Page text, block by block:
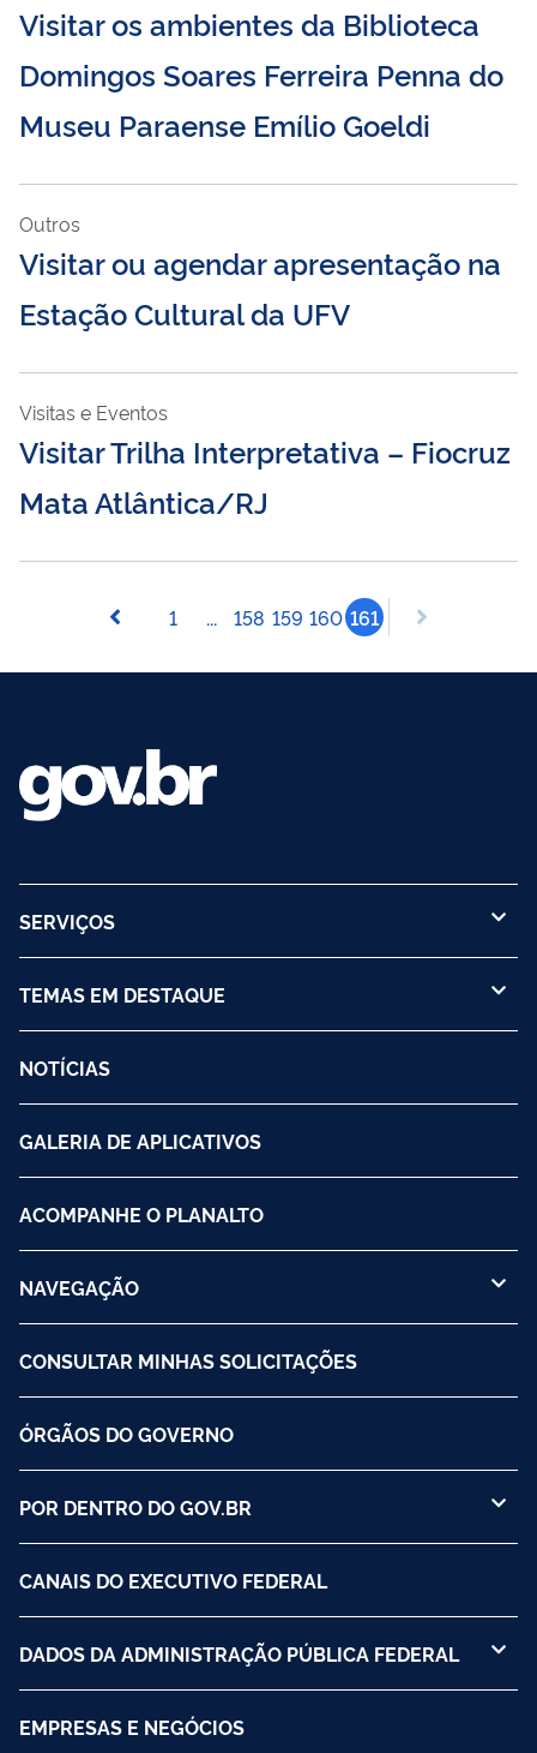
Visitar os ambientes da Biblioteca
Domingos Soares Ferreira Penna do
Museu Paraense Emílio Goeldi
Outros
Visitar ou agendar apresentação na
Estação Cultural da UFV
Visitas e Eventos
Visitar Trilha Interpretativa – Fiocruz
Mata Atlântica/RJ
1 ... 158 159 160 161
SERVIÇOS
TEMAS EM DESTAQUE
NOTÍCIAS
GALERIA DE APLICATIVOS
ACOMPANHE O PLANALTO
NAVEGAÇÃO
CONSULTAR MINHAS SOLICITAÇÕES
ÓRGÃOS DO GOVERNO
POR DENTRO DO GOV.BR
CANAIS DO EXECUTIVO FEDERAL
DADOS DA ADMINISTRAÇÃO PÚBLICA FEDERAL
EMPRESAS E NEGÓCIOS